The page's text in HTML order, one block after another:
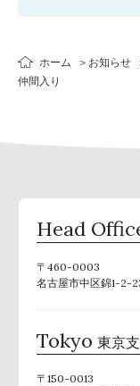
ホーム お知らせ
仲間入り
Head
〒460-0003
名古屋市中区錦1-2-
Tokyo 東京
〒150-0013